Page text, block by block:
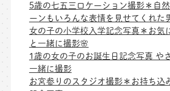
5歳の七五三ロケーション撮影＊自
ーンもいろんな表情を見せてくれた
女の子の小学校入学記念写真＊お気
と一緒に撮影🌸
1歳の女の子のお誕生日記念写真 や
一緒に撮影
お宮参りのスタジオ撮影＊お持ち込